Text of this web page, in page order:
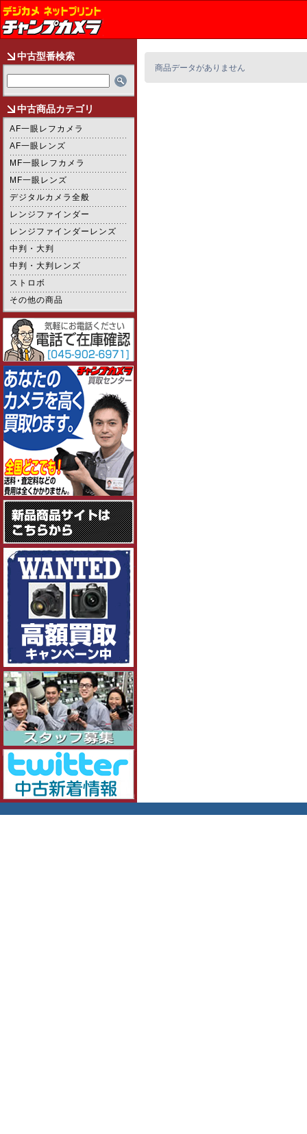
中古型番検索
中古商品カテゴリ
AF一眼レフカメラ
AF一眼レンズ
MF一眼レフカメラ
MF一眼レンズ
デジタルカメラ全般
レンジファインダー
レンジファインダーレンズ
中判・大判
中判・大判レンズ
ストロボ
その他の商品
商品データがありません